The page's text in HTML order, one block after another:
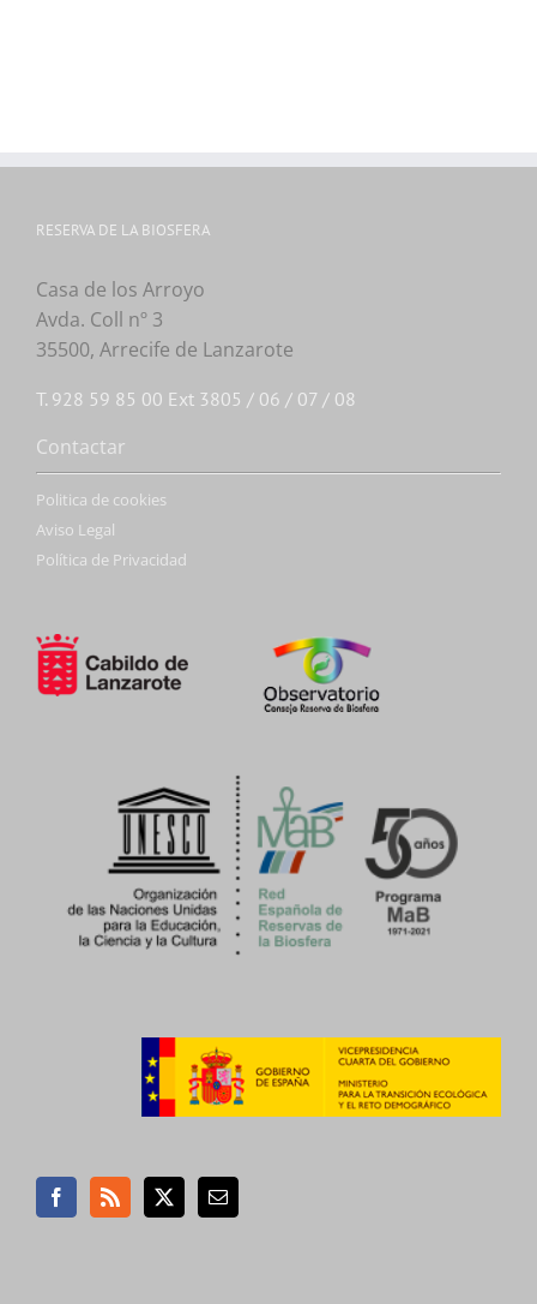
RESERVA DE LA BIOSFERA
Casa de los Arroyo
Avda. Coll nº 3
35500, Arrecife de Lanzarote
T. 928 59 85 00 Ext 3805 / 06 / 07 / 08
Contactar
Politica de cookies
Aviso Legal
Política de Privacidad